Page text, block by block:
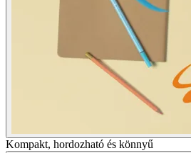
Kompakt, hordozható és könnyű